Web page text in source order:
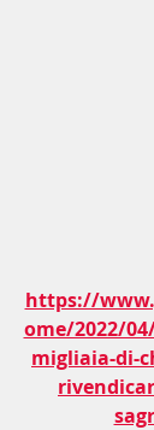
https://
ome/2022/
migliaia-di-